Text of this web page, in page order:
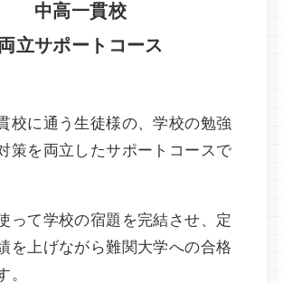
中高一貫校
立サポートコース
校に通う生徒様の、学校の勉強
策を両立したサポートコースで
って学校の宿題を完結させ、定
を上げながら難関大学への合格
。